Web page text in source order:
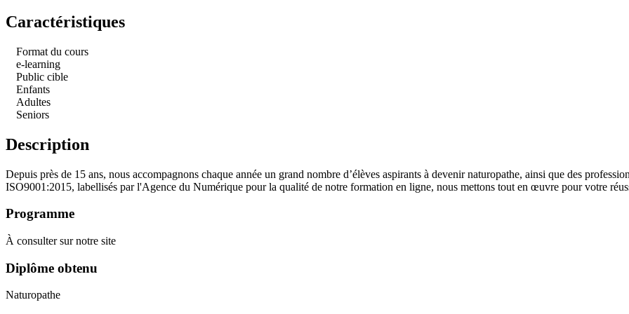
Caractéristiques
Format du cours
e-learning
Public cible
Enfants
Adultes
Seniors
Description
Depuis près de 15 ans, nous accompagnons chaque année un grand nombre d’élèves aspirants à devenir naturopathe, ainsi que des
ISO9001:2015, labellisés par l'Agence du Numérique pour la qualité de notre formation en ligne, nous mettons tout en œuvre pour votre
Programme
À consulter sur notre site
Diplôme obtenu
Naturopathe